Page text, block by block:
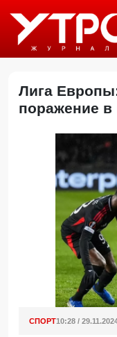
Лига
поражение
СПОРТ10:28 /